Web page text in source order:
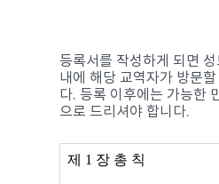
등록서를 작성하게 되면
내에 해당 교역자가 방문
다. 등록 이후에는 가능한
으로 드리셔야 합니다.